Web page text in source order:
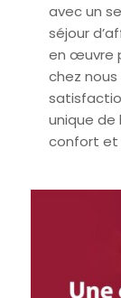
avec un
séjour
en œuvre
chez
unique de
confort et